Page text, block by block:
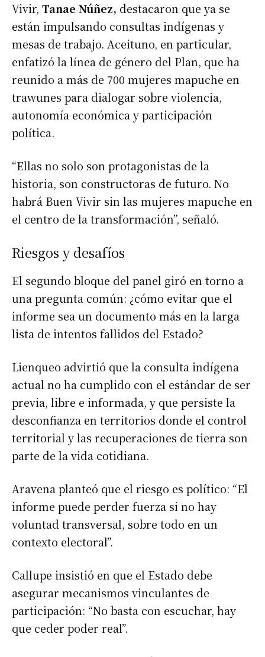
Vivir, Tanae Núñez, destacaron que ya se
están impulsando consultas indígenas y
mesas de trabajo. Aceituno, en particular,
enfatizó la línea de género del Plan, que ha
reunido a más de 700 mujeres mapuche en
trawunes para dialogar sobre violencia,
autonomía económica y participación
política.
“Ellas no solo son protagonistas de la
historia, son constructoras de futuro. No
habrá Buen Vivir sin las mujeres mapuche en
el centro de la transformación”, señaló.
Riesgos y desafíos
El segundo bloque del panel giró en torno a
una pregunta común: ¿cómo evitar que el
informe sea un documento más en la larga
lista de intentos fallidos del Estado?
Lienqueo advirtió que la consulta indígena
actual no ha cumplido con el estándar de ser
previa, libre e informada, y que persiste la
desconfianza en territorios donde el control
territorial y las recuperaciones de tierra son
parte de la vida cotidiana.
Aravena planteó que el riesgo es político: “El
informe puede perder fuerza si no hay
voluntad transversal, sobre todo en un
contexto electoral”.
Callupe insistió en que el Estado debe
asegurar mecanismos vinculantes de
participación: “No basta con escuchar, hay
que ceder poder real”.